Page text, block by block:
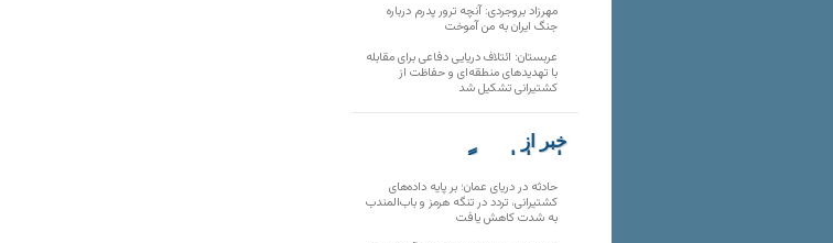
مهرزاد بروجردی: آنچه ترور پدرم درباره
جنگ ایران به من آموخت
عربستان: ائتلاف دریایی دفاعی برای مقابله
با تهدیدهای منطقه‌ای و حفاظت از
کشتیرانی تشکیل شد
خبر از
تارنماهای دیگر
حادثه در دریای عمان؛ بر پایه داده‌های
کشتیرانی، تردد در تنگه هرمز و باب‌المندب
به شدت کاهش یافت